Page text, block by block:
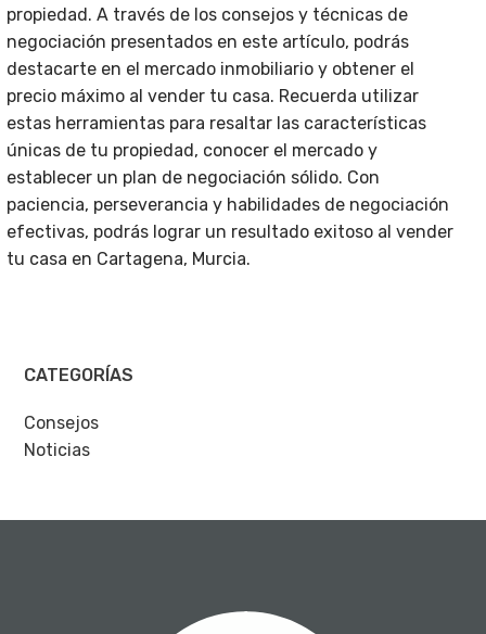
propiedad. A través de los consejos y técnicas de
negociación presentados en este artículo, podrás
destacarte en el mercado inmobiliario y obtener el
precio máximo al vender tu casa. Recuerda utilizar
estas herramientas para resaltar las características
únicas de tu propiedad, conocer el mercado y
establecer un plan de negociación sólido. Con
paciencia, perseverancia y habilidades de negociación
efectivas, podrás lograr un resultado exitoso al vender
tu casa en Cartagena, Murcia.
CATEGORÍAS
Consejos
Noticias